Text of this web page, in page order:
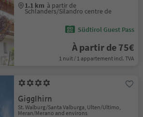
1.1 km à partir de
Schlanders/Silandro centre de
Südtirol Guest Pass
À partir de 75€
1 nuit / 1 appartement incl. TVA
Gigglhirn
St. Walburg/Santa Valburga, Ulten/Ultimo,
Meran/Merano and environs